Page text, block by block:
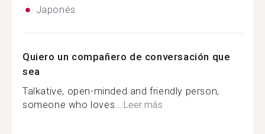
Japonés
Quiero un compañero de conversación que
sea
Talkative, open-minded and friendly person,
someone who loves...Leer más